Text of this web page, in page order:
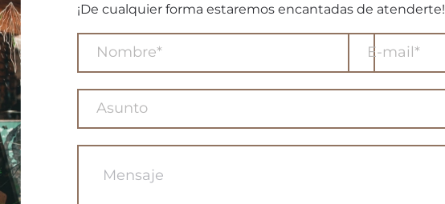
¡De cualquier forma estaremos encantadas de atenderte!